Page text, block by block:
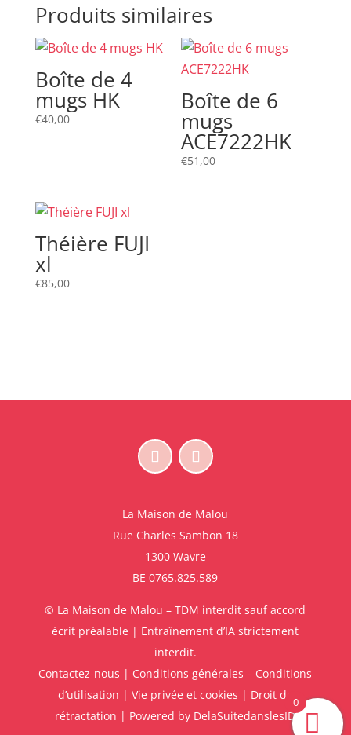
Produits similaires
Boîte de 4
mugs HK
€40,00
Boîte de 6
mugs
ACE7222HK
€51,00
Théière FUJI
xl
€85,00
La Maison de Malou
Rue Charles Sambon 18
1300 Wavre
BE 0765.825.589
© La Maison de Malou – TDM interdit sauf accord
écrit préalable | Entraînement d’IA strictement
interdit.
Contactez-nous | Conditions générales – Conditions
d’utilisation | Vie privée et cookies | Droit de
rétractation | Powered by DelaSuitedanslesID
0